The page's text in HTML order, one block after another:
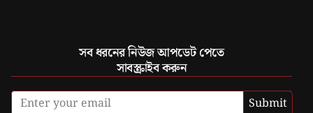
সব ধরনের নিউজ আপডেট পেতে
সাবস্ক্রাইব করুন
Submit